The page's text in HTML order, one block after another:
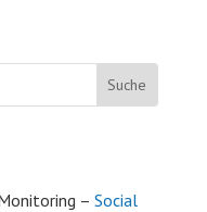
– Social